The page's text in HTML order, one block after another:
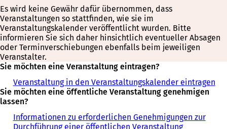
Es wird keine Gewähr dafür übernommen, dass
Veranstaltungen so stattfinden, wie sie im
Veranstaltungskalender veröffentlicht wurden. Bitte
informieren Sie sich daher hinsichtlich eventueller Absagen
oder Terminverschiebungen ebenfalls beim jeweiligen
Veranstalter.
Sie möchten eine Veranstaltung eintragen?
Veranstaltung in den Veranstaltungskalender eintragen
Sie möchten eine öffentliche Veranstaltung genehmigen
lassen?
Informationen zu erforderlichen Genehmigungen zur
Durchführung einer öffentlichen Veranstaltung